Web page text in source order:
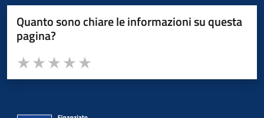
Quanto sono chiare le informazioni su questa
pagina?
Valuta da 1 a 5 stelle la pagina
Valuta 5 stelle su 5
Valuta 4 stelle su 5
Valuta 3 stelle su 5
Valuta 2 stelle su 5
Valuta 1 stelle su 5